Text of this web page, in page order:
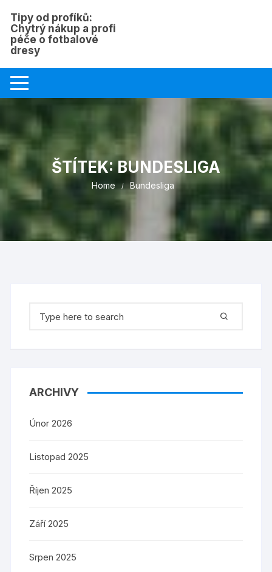
content
Tipy od profíků:
Chytrý nákup a profi
péče o fotbalové
dresy
ŠTÍTEK:BUNDESLIGA
Home Bundesliga
for:
ARCHIVY
Únor 2026
Listopad 2025
Říjen 2025
Září 2025
Srpen 2025